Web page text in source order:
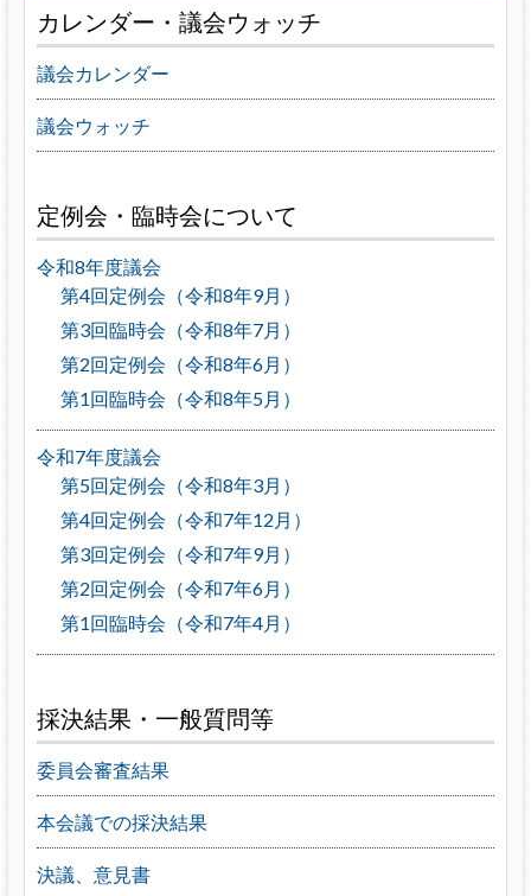
カレンダー・議会ウォッチ
議会カレンダー
議会ウォッチ
定例会・臨時会について
令和8年度議会
第4回定例会（令和8年9月）
第3回臨時会（令和8年7月）
第2回定例会（令和8年6月）
第1回臨時会（令和8年5月）
令和7年度議会
第5回定例会（令和8年3月）
第4回定例会（令和7年12月）
第3回定例会（令和7年9月）
第2回定例会（令和7年6月）
第1回臨時会（令和7年4月）
採決結果・一般質問等
委員会審査結果
本会議での採決結果
決議、意見書